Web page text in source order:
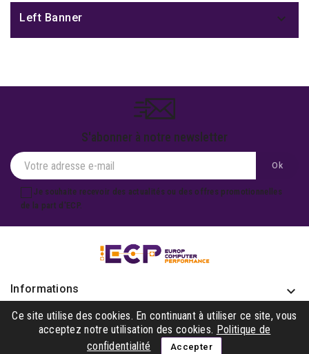
Left Banner 
S'abonner à notre newsletter
Je souhaite recevoir des actualités ou des offres promotionnelles
de la part d'ECP.
Informations keyboard_arrow_down
Produits 
Notre société
Ce site utilise des cookies. En continuant à utiliser ce site, vous
acceptez notre utilisation des cookies. Politique de
confidentialité
Accepter